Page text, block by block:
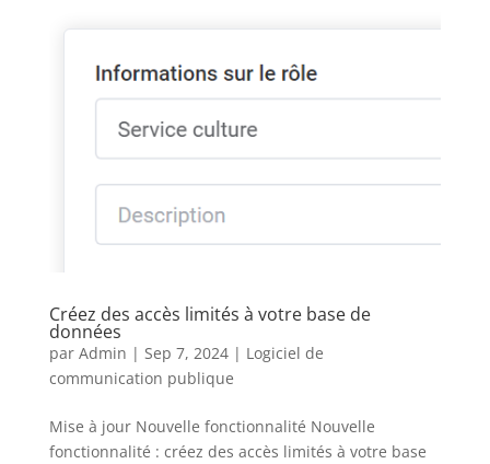
Créez des accès limités à votre base de
données
par Admin | Sep 7, 2024| Logiciel de
communication publique
Mise à jour Nouvelle fonctionnalité Nouvelle
fonctionnalité : créez des accès limités à votre base